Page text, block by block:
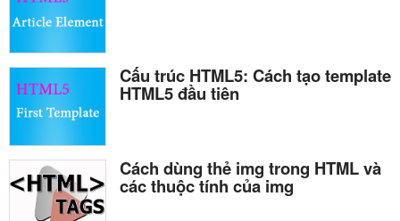
Cấu trúc HTML5: Cách tạo template
HTML5 đầu tiên
Cách dùng thẻ img trong HTML và
các thuộc tính của img